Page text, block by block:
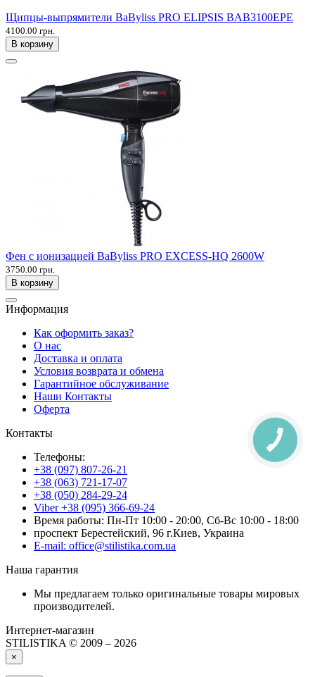
Щипцы-выпрямители BaByliss PRO ELIPSIS BAB3100EPE
4100.00 грн.
В корзину
Фен с ионизацией BaByliss PRO EXCESS-HQ 2600W
3750.00 грн.
В корзину
Информация
Как оформить заказ?
О нас
Доставка и оплата
Условия возврата и обмена
Гарантийное обслуживание
Наши Контакты
Оферта
Контакты
Телефоны:
+38 (097) 807-26-21
+38 (063) 721-17-07
+38 (050) 284-29-24
Viber +38 (095) 366-69-24
Время работы: Пн-Пт 10:00 - 20:00, Сб-Вс 10:00 - 18:00
проспект Берестейский, 96 г.Киев, Украина
E-mail: office@stilistika.com.ua
Наша гарантия
Мы предлагаем только оригинальные товары мировых
производителей.
Интернет-магазин
STILISTIKA © 2009 – 2026
×